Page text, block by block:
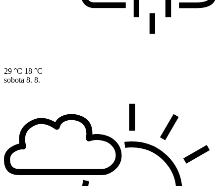
29 °C 18 °C
sobota 8. 8.